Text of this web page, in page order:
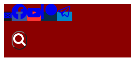
Перейти
до
вмісту